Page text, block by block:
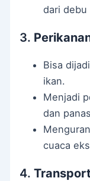
dari debu
3.
Bisa
ikan.
Menjadi
dan
cuaca
4.